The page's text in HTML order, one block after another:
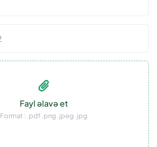
Fayl əlavə et
Format : .pdf .png .jpeg .jpg